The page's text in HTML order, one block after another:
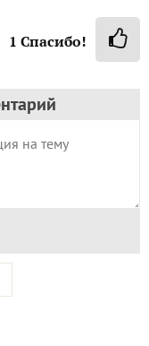
1 Спасибо!